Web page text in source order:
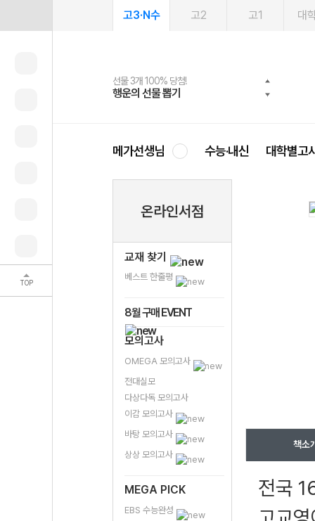
TOP
고3·N수 고2 고1 대
선물 3개 100% 당첨!
행운의 선물 뽑기
선물 100% 증정!
메가스터디 X 올리브
여름방학 스터디 캐시백
메가런 썸머스쿨
2027 러셀 단과
강사 공개선발
스마트러닝앱
설문 EVENT
메가패스
3일 무료 체험권
메가패스 수강생 무료혜택!
메가클럽 멤버십
사회공헌 캠페인
희망이룸 메가나눔
메가선생님 수능·내신 대학별고
온라인서점
교재 찾기
베스트 한줄평
8월 구매 EVENT
모의고사
OMEGA 모의고사
전대실모
다상다독 모의고사
이감 모의고사
바탕 모의고사
상상 모의고사
MEGA PICK
EBS 수능완성
책소
전국